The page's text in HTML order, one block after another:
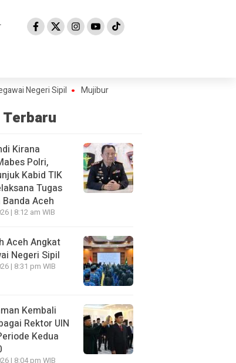
Sipil Mujiburrahman Kembali Dilantik sebagai Rektor
Kirana
Polri,
Kabid TIK
Tugas
Aceh
| 8:12 am WIB
Aceh Angkat
Negeri Sipil
| 8:31 pm WIB
Kembali
Rektor UIN
Kedua
| 8:04 pm WIB